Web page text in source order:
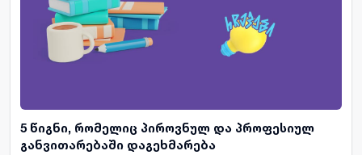
5 წიგნი, რომელიც პიროვნულ და პროფესიულ
განვითარებაში დაგეხმარება